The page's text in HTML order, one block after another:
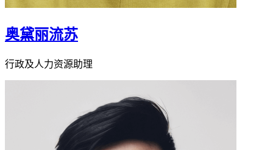
奥黛丽流苏
行政及人力资源助理